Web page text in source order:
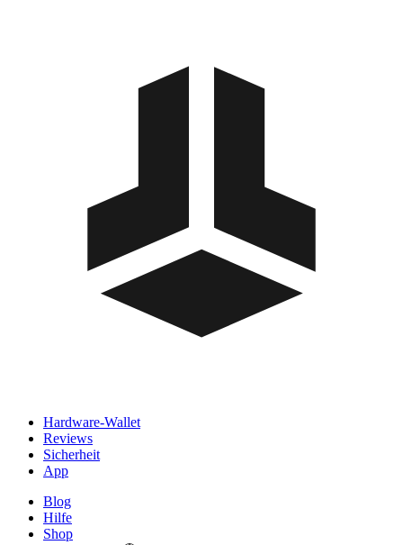
Hardware-Wallet
Reviews
Sicherheit
App
Blog
Hilfe
Shop